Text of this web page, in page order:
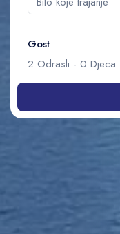
Gost
2 Odrasli - 0 Djeca